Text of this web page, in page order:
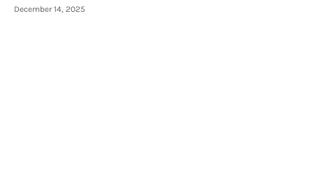
December 14, 2025